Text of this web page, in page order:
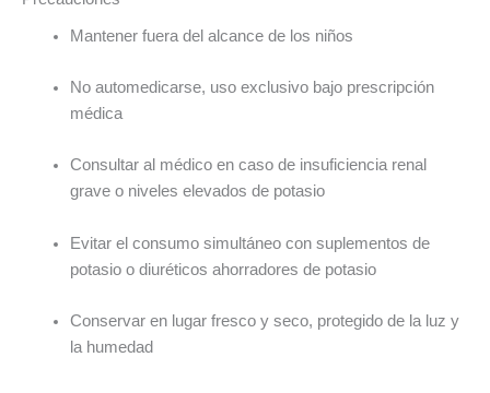
Mantener fuera del alcance de los niños
No automedicarse, uso exclusivo bajo prescripción
médica
Consultar al médico en caso de insuficiencia renal
grave o niveles elevados de potasio
Evitar el consumo simultáneo con suplementos de
potasio o diuréticos ahorradores de potasio
Conservar en lugar fresco y seco, protegido de la luz y
la humedad